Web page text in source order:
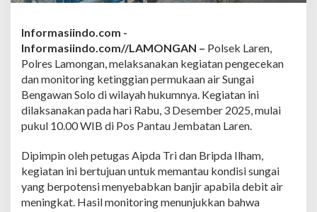
i
K
e
t
i
n
g
g
i
n
S
u
n
g
Informasiindo.com -
Informasiindo.com//LAMONGAN – Polsek Laren,
Polres Lamongan, melaksanakan kegiatan pengecekan
dan monitoring ketinggian permukaan air Sungai
Bengawan Solo di wilayah hukumnya. Kegiatan ini
dilaksanakan pada hari Rabu, 3 Desember 2025, mulai
pukul 10.00 WIB di Pos Pantau Jembatan Laren.
Dipimpin oleh petugas Aipda Tri dan Bripda Ilham,
kegiatan ini bertujuan untuk memantau kondisi sungai
yang berpotensi menyebabkan banjir apabila debit air
meningkat. Hasil monitoring menunjukkan bahwa